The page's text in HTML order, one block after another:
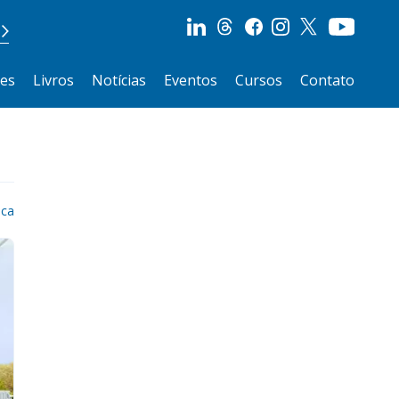
Livros Notícias Eventos Cursos Contato